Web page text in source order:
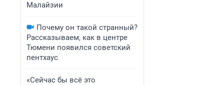
Малайзии
Почему он такой странный?
Рассказываем, как в центре
Тюмени появился советский
пентхаус
«Сейчас бы всё это